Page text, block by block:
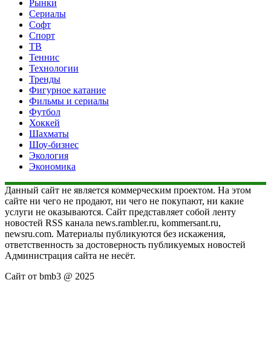
Рынки
Сериалы
Софт
Спорт
ТВ
Теннис
Технологии
Тренды
Фигурное катание
Фильмы и сериалы
Футбол
Хоккей
Шахматы
Шоу-бизнес
Экология
Экономика
Данный сайт не является коммерческим проектом. На этом
сайте ни чего не продают, ни чего не покупают, ни какие
услуги не оказываются. Сайт представляет собой ленту
новостей RSS канала news.rambler.ru, kommersant.ru,
newsru.com. Материалы публикуются без искажения,
ответственность за достоверность публикуемых новостей
Администрация сайта не несёт.
Сайт от bmb3 @ 2025